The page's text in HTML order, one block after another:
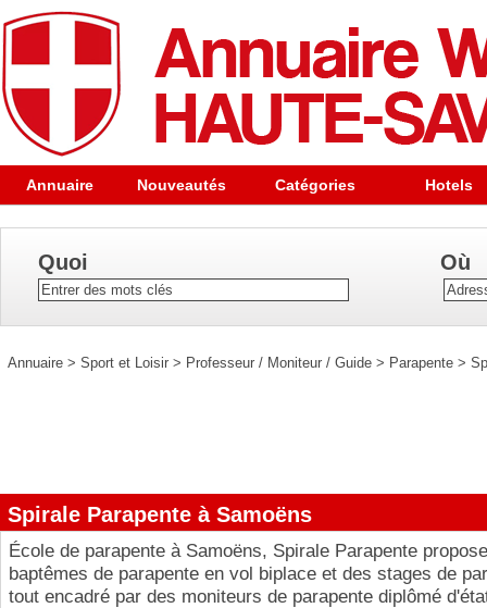
Annuaire Nouveautés Catégories Hotels
Quoi Où
Annuaire > Sport et Loisir > Professeur / Moniteur / Guide > Parapente >
Spirale Parapente à Samoëns
École de parapente à Samoëns, Spirale Parapente
baptêmes de parapente en vol biplace et des stages de
tout encadré par des moniteurs de parapente diplômé